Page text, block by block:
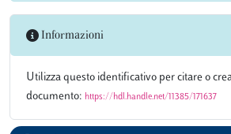
Informazioni
Utilizza questo identificativo per citare o
documento: https://hdl.handle.net/11385/171637